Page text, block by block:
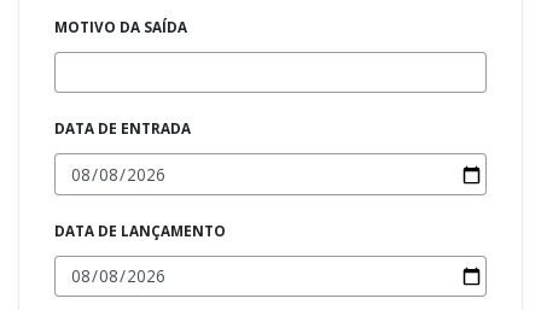
MOTIVO DA SAÍDA
DATA DE ENTRADA
DATA DE LANÇAMENTO